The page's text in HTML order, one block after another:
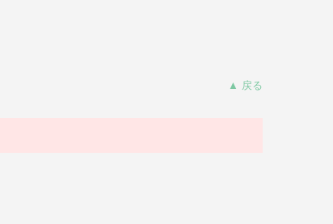
▲ 戻る